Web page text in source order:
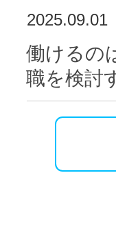
2025.09.01
働けるの
職を検討